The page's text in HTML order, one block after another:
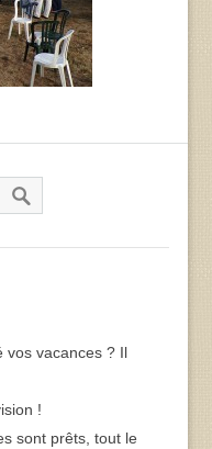
vos vacances ? Il
!
sont prêts, tout le